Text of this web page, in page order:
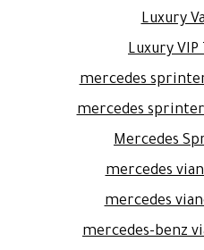
Luxury
Luxury
mercedes
mercedes
Mercedes
mercedes
mercedes
mercedes-benz